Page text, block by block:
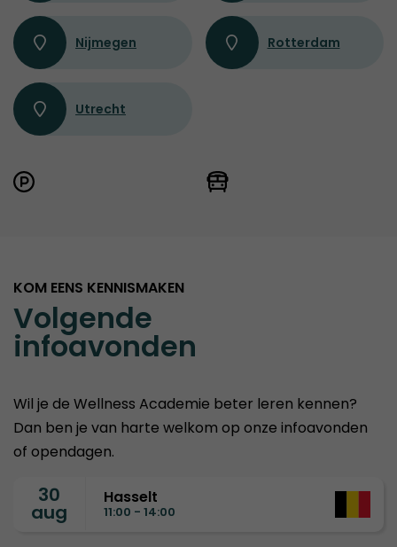
Nijmegen Rotterdam
Utrecht
KOM EENS KENNISMAKEN
Volgende
infoavonden
Wil je de Wellness Academie beter leren kennen?
Dan ben je van harte welkom op onze infoavonden
of opendagen.
30
aug
Hasselt
11:00 - 14:00